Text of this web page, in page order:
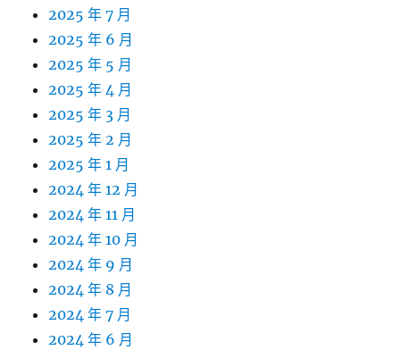
2025 年 7 月
2025 年 6 月
2025 年 5 月
2025 年 4 月
2025 年 3 月
2025 年 2 月
2025 年 1 月
2024 年 12 月
2024 年 11 月
2024 年 10 月
2024 年 9 月
2024 年 8 月
2024 年 7 月
2024 年 6 月